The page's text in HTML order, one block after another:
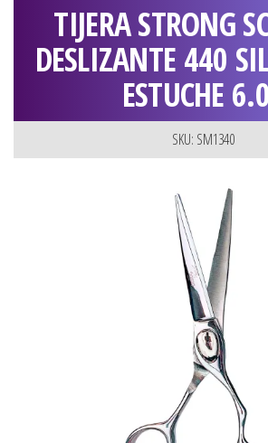
TIJERA STRONG
DESLIZANTE 440
ESTUCHE
SKU: SM1340